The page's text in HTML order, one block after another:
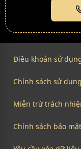
Điều khoản sử
Chính sách sử
Miễn trừ trách
Chính sách bảo